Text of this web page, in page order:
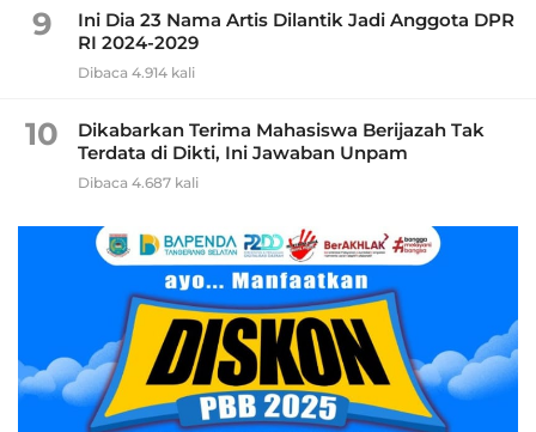
9
Ini Dia 23 Nama Artis Dilantik Jadi Anggota DPR
RI 2024-2029
Dibaca 4.914 kali
10
Dikabarkan Terima Mahasiswa Berijazah Tak
Terdata di Dikti, Ini Jawaban Unpam
Dibaca 4.687 kali